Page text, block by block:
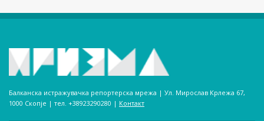
Балканска истражувачка репортерска мрежа | Ул. Мирослав Крлежа 67,
1000 Скопје | тел. +38923290280­ | Контакт